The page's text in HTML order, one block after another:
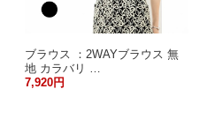
ブラウス ：2WAYブラウス 無
地 カラバリ …
7,920円